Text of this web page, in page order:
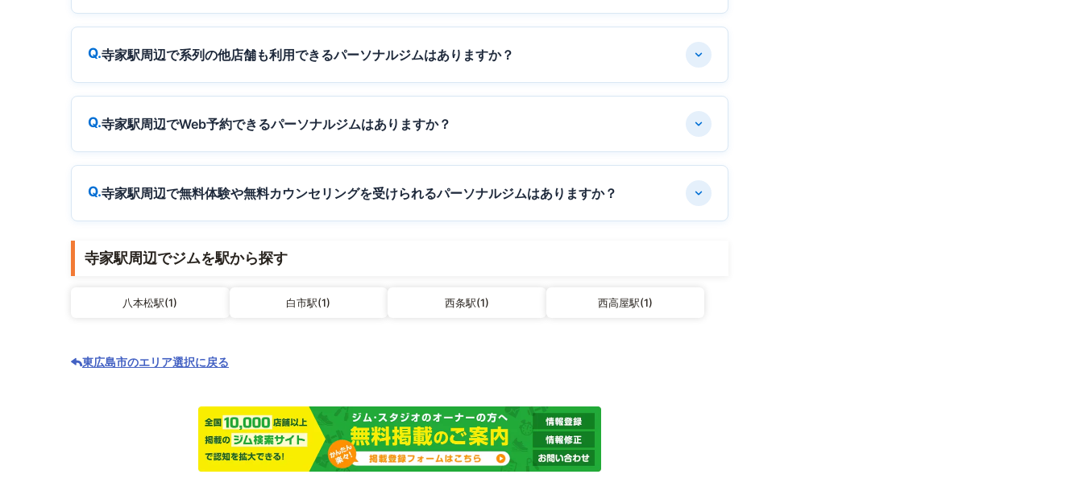
寺家駅周辺で系列の他店舗も利用できるパーソナルジムはありますか？
寺家駅周辺でWeb予約できるパーソナルジムはありますか？
寺家駅周辺で無料体験や無料カウンセリングを受けられるパーソナルジムはありますか？
寺家駅周辺でジムを駅から探す
八本松駅(1) 白市駅(1) 西条駅(1) 西高屋駅(1)
東広島市のエリア選択に戻る